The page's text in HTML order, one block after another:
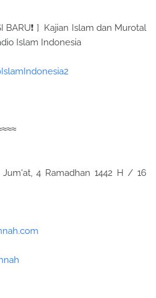
BARU❗ ] Kajian Islam dan Murotal
Islam Indonesia
4 Ramadhan 1442 H / 16